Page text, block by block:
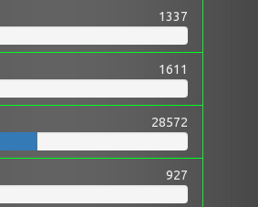
1337
1611
28572
927